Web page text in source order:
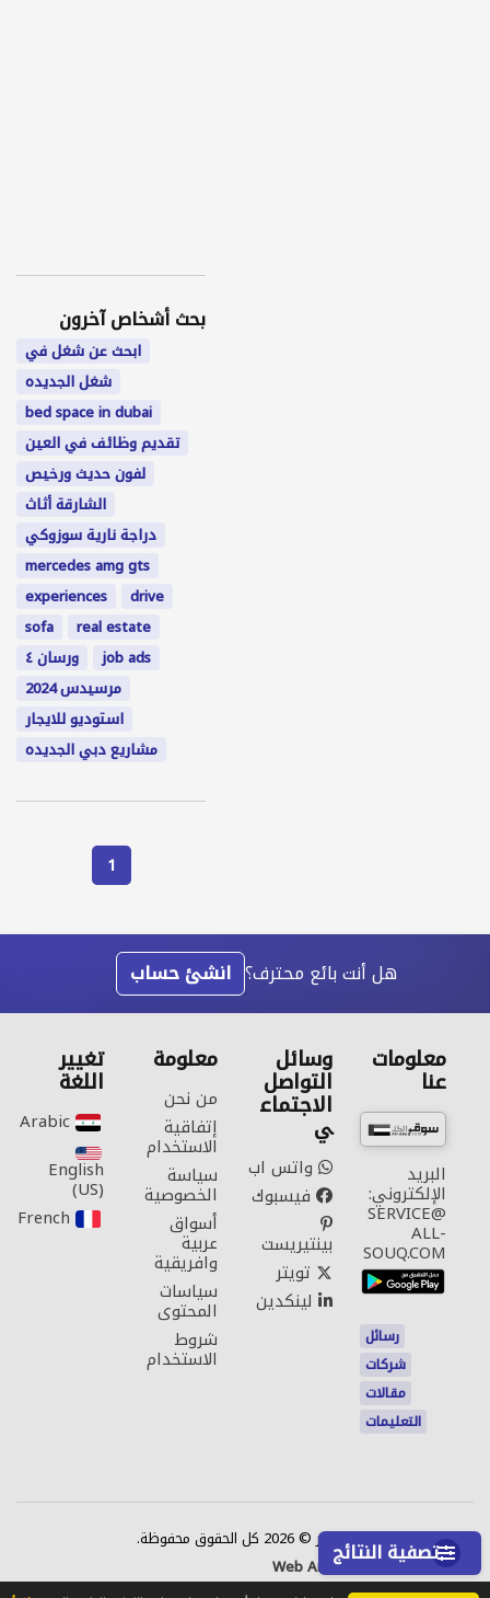
تصفية النتائج
بحث أشخاص آخرون
ابحث عن شغل في
شغل الجديده
bed space in dubai
تقديم وظائف في العين
لفون حديث ورخيص
الشارقة أثاث
دراجة نارية سوزوكي
mercedes amg gts
experiences
drive
sofa
real estate
ورسان ٤
job ads
مرسيدس 2024
استوديو للايجار
مشاريع دبي الجديده
1
هل أنت بائع محترف؟ انشئ حساب
معلومات
عنا
البريد
الإلكتروني:
SERVICE@
ALL-
SOUQ.COM
رسائل
شركات
مقالات
التعليمات
وسائل
التواصل
الاجتماع
ي
واتس اب
فيسبوك
بينتيريست
تويتر
لينكدين
معلومة
من نحن
إتفاقية
الاستخدام
سياسة
الخصوصية
أسواق
عربية
وافريقية
سياسات
المحتوى
شروط
الاستخدام
تغيير
اللغة
Arabic‎
English
(US)‎
French‎
اتصل بناحقوق النشر © 2026 كل الحقوق محفوظة.
Web Annonces Technology